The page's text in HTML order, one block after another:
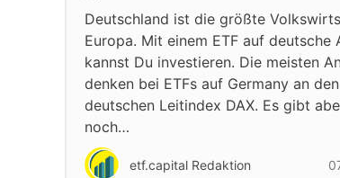
Deutschland ist die größte
Europa. Mit einem ETF auf deutsche
kannst Du investieren. Die meisten
denken bei ETFs auf Germany an den
deutschen Leitindex DAX. Es gibt
noch…
etf.capital Redaktion